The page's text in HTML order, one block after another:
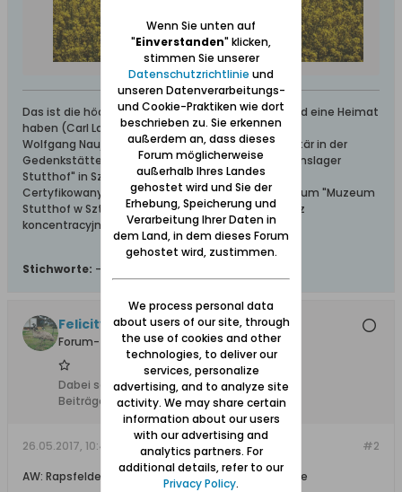
Das ist die höchste aller Gaben: Geborgen sein und eine Heimat
haben (Carl Lange)
Wolfgang Naujocks: Zertifizierter Führer und Volontär in der
Gedenkstätte/Museum "Deutsches Konzentrationslager
Stutthof" in Sztutowo
Certyfikowany przewodnik i wolontariusz po muzeum "Muzeum
Stutthof w Sztutowie - Niemiecki nazistowski obóz
koncentracyjny i zagłady"
Stichworte: -
Felicity, Ehrenmitglied +20.5.2024
Forum-Teilnehmer
Dabei seit:13.02.2008
Beiträge:
3493
#2
26.05.2017, 10:46
AW: Rapsfelder beim Gasthaus Schöneberger Fähre
Wenn Sie unten auf
"Einverstanden" klicken,
stimmen Sie unserer
Datenschutzrichtlinie und
unseren Datenverarbeitungs-
und Cookie-Praktiken wie dort
beschrieben zu. Sie erkennen
außerdem an, dass dieses
Forum möglicherweise
außerhalb Ihres Landes
gehostet wird und Sie der
Erhebung, Speicherung und
Verarbeitung Ihrer Daten in
dem Land, in dem dieses Forum
gehostet wird, zustimmen.
We process personal data
about users of our site, through
the use of cookies and other
technologies, to deliver our
services, personalize
advertising, and to analyze site
activity. We may share certain
information about our users
with our advertising and
analytics partners. For
additional details, refer to our
Privacy Policy.